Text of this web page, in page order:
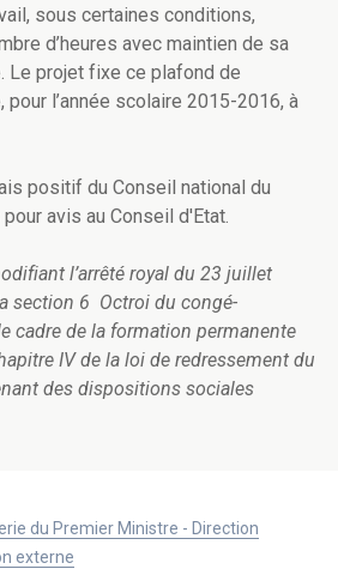
sous certaines conditions,
d’heures avec maintien de sa
Le projet fixe ce plafond de
pour l’année scolaire 2015-2016, à
positif du Conseil national du
avis au Conseil d'Etat.
l’arrêté royal du 23 juillet
section 6 Octroi du congé-
cadre de la formation permanente
IV de la loi de redressement du
des dispositions sociales
du Premier Ministre - Direction
externe